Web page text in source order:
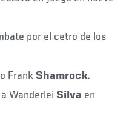
por el cetro de los
Frank Shamrock.
Wanderlei Silva en